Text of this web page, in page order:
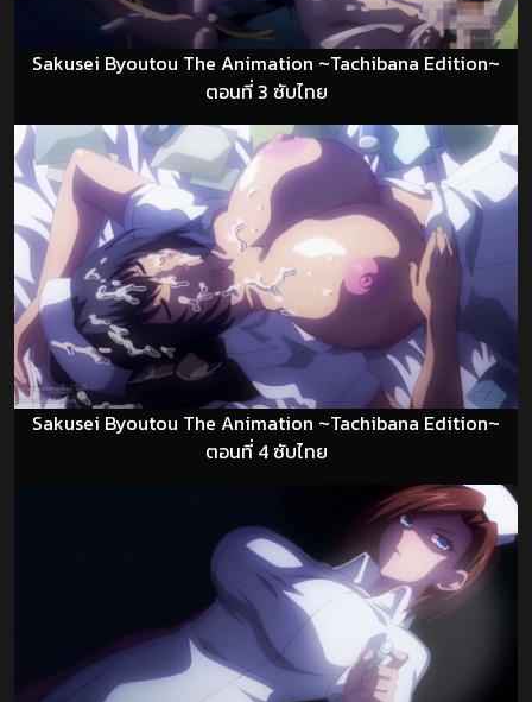
Sakusei Byoutou The Animation ~Tachibana Edition~
ตอนที่ 3 ซับไทย
Sakusei Byoutou The Animation ~Tachibana Edition~
ตอนที่ 4 ซับไทย